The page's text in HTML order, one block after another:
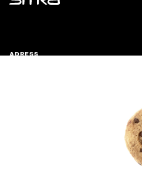
Sitra
ADRESS